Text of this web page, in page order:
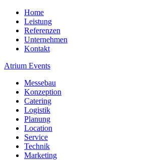
Home
Leistung
Referenzen
Unternehmen
Kontakt
Atrium Events
Messebau
Konzeption
Catering
Logistik
Planung
Location
Service
Technik
Marketing